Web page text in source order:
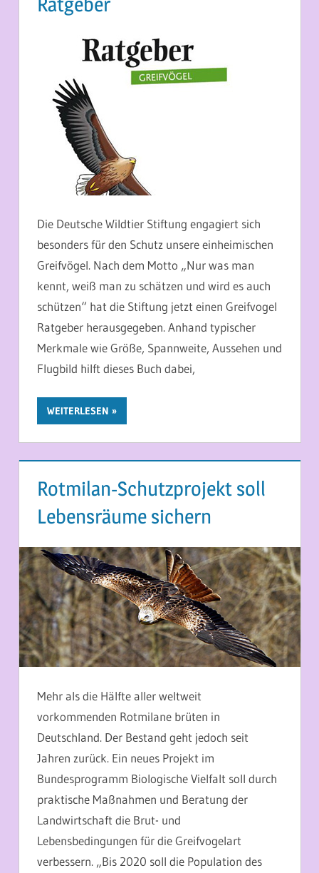
Die Deutsche Wildtier Stiftung engagiert sich
besonders für den Schutz unsere einheimischen
Greifvögel. Nach dem Motto „Nur was man
kennt, weiß man zu schätzen und wird es auch
schützen“ hat die Stiftung jetzt einen Greifvogel
Ratgeber herausgegeben. Anhand typischer
Merkmale wie Größe, Spannweite, Aussehen und
Flugbild hilft dieses Buch dabei,
WEITERLESEN
Rotmilan-Schutzprojekt soll
Lebensräume sichern
17. MAI 2014
MARTINA BERG
Mehr als die Hälfte aller weltweit
vorkommenden Rotmilane brüten in
Deutschland. Der Bestand geht jedoch seit
Jahren zurück. Ein neues Projekt im
Bundesprogramm Biologische Vielfalt soll durch
praktische Maßnahmen und Beratung der
Landwirtschaft die Brut- und
Lebensbedingungen für die Greifvogelart
verbessern. „Bis 2020 soll die Population des